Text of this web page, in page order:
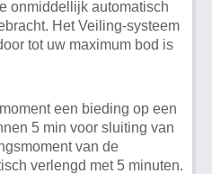
onmiddellijk automatisch
Het Veiling-systeem
tot uw maximum bod is
een bieding op een
5 min voor sluiting van
van de
verlengd met 5 minuten.